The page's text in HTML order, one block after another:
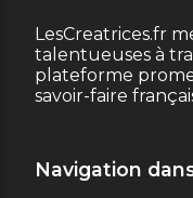
LesCreatrices.fr
talentueuses à
plateforme
savoir-faire
Navigation